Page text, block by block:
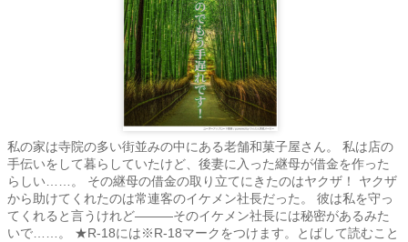
私の家は寺院の多い街並みの中にある老舗和菓子屋さん。 私は店の
手伝いをして暮らしていたけど、後妻に入った継母が借金を作った
らしい……。 その継母の借金の取り立てにきたのはヤクザ！ ヤクザ
から助けてくれたのは常連客のイケメン社長だった。 彼は私を守っ
てくれると言うけれど―――そのイケメン社長には秘密があるみた
いで……。 ★R-18には※R-18マークをつけます。とばして読むこと